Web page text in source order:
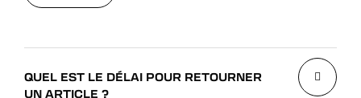
QUEL EST LE DÉLAI POUR RETOURNER
UN ARTICLE ?